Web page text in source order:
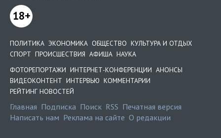
18+
ПОЛИТИКА ЭКОНОМИКА ОБЩЕСТВО КУЛЬТУРА И ОТДЫХ
СПОРТ ПРОИСШЕСТВИЯ АФИША НАУКА
ФОТОРЕПОРТАЖИ ИНТЕРНЕТ-КОНФЕРЕНЦИИ АНОНСЫ
ВИДЕОКОНТЕНТ ИНТЕРВЬЮ КОММЕНТАРИИ
РЕЙТИНГ НОВОСТЕЙ
Главная Подписка Поиск RSS Печатная версия
Написать нам Реклама на сайте О редакции